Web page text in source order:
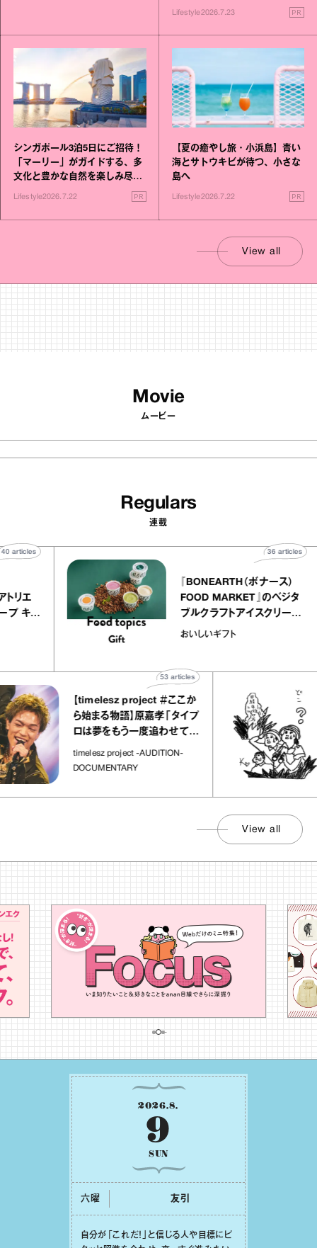
Lifestyle2026.7.23 PR
シンガポール3泊5日にご招待！
「マーリー」がガイドする、多
文化と豊かな自然を楽しみ尽く
Lifestyle2026.7.22 PR
【夏の癒やし旅・小浜島】青い
海とサトウキビが待つ、小さな
島へ
Lifestyle2026.7.22 PR
View all
Movie
ムービー
Regulars
連載
ー アトリエ
クレープ キャ
40articles
『BONEARTH（ボナース）
FOOD MARKET』のベジ
ブルクラフトアイスクリー
｜真野知子の「おいしい
おいしいギフト
36
【timelesz project ＃ここか
ら始まる物語】原嘉孝「タイプ
ロは夢をもう一度追わせてく
れた場所」
timelesz project -AUDITION-
DOCUMENTARY
articles
View all
2026.8.
9
SUN
六曜 友引
⾃分が「これだ！」と信じる⼈や⽬標にピ